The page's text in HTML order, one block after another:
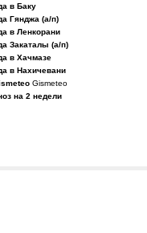
в Баку
Гянджа (а/п)
в Ленкорани
Закаталы (а/п)
в Хачмазе
в Нахичевани
Gismeteo
на 2 недели